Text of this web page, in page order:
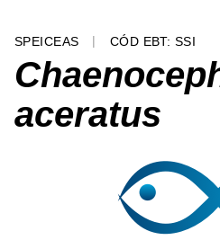
SPEICEAS CÓD EBT: SSI
aceratus